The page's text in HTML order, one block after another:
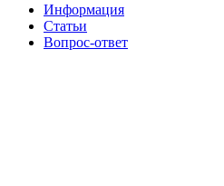
Информация
Статьи
Вопрос-ответ